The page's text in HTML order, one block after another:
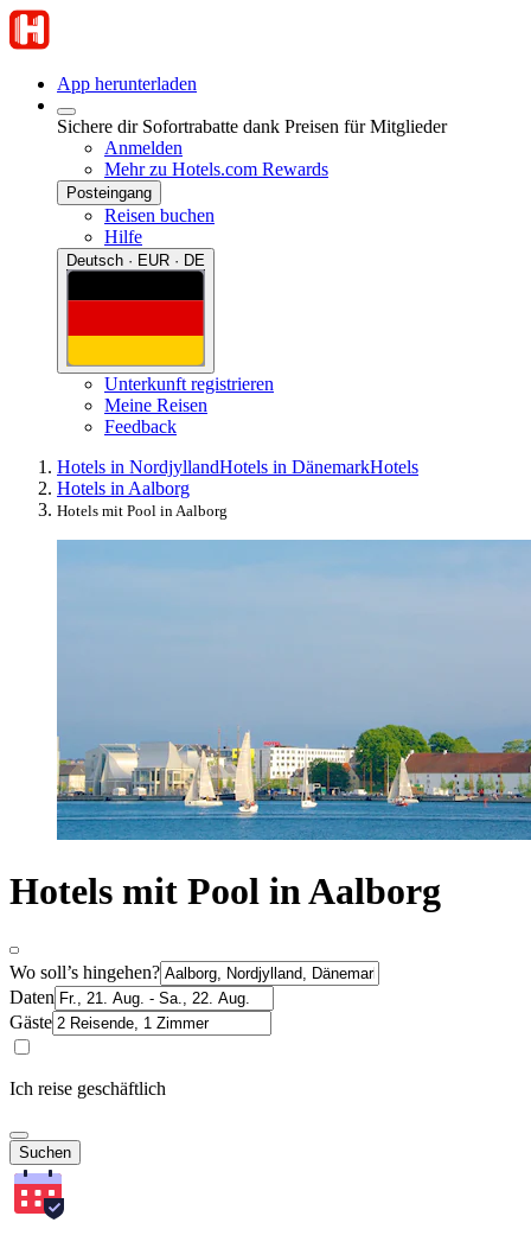
App herunterladen
Sichere dir Sofortrabatte dank Preisen für Mitglieder
Anmelden
Mehr zu Hotels.com Rewards
Posteingang
Reisen buchen
Hilfe
Deutsch · EUR · DE
Unterkunft registrieren
Meine Reisen
Feedback
Hotels in NordjyllandHotels in DänemarkHotels
Hotels in Aalborg
Hotels mit Pool in Aalborg
Hotels mit Pool in Aalborg
Wo soll’s hingehen?
Daten
Gäste
Ich reise geschäftlich
Suchen